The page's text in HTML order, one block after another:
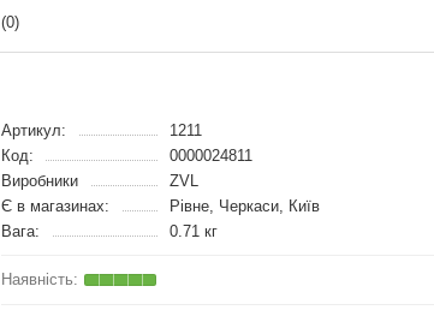
(0)
Артикул:
1211
Код:
0000024811
Виробники
ZVL
Є в магазинах:
Рівне, Черкаси, Київ
Вага:
0.71 кг